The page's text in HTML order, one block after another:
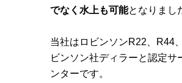
でなく水上も可能となりまし
当社はロビンソンR22、R44
ビンソン社ディラーと認定サ
ンターです。